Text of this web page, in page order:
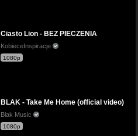
Ciasto Lion - BEZ PIECZENIA
KobieceInspiracje
1080p
BLAK - Take Me Home (official video)
Blak Music
1080p